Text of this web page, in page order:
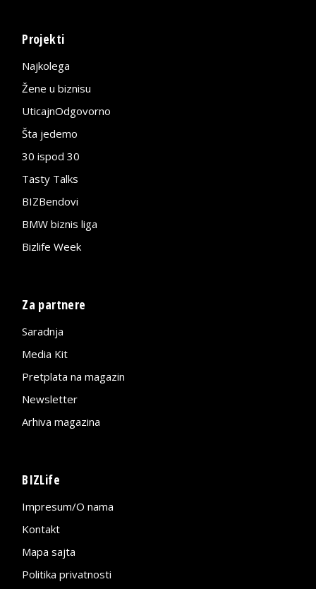
Projekti
Najkolega
Žene u biznisu
UticajnOdgovorno
Šta jedemo
30 ispod 30
Tasty Talks
BIZBendovi
BMW biznis liga
Bizlife Week
Za partnere
Saradnja
Media Kit
Pretplata na magazin
Newsletter
Arhiva magazina
BIZLife
Impresum/O nama
Kontakt
Mapa sajta
Politika privatnosti